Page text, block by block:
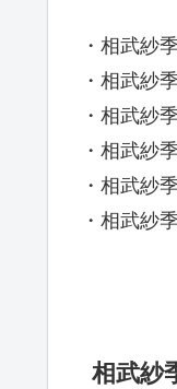
・相武紗
・相武紗
・相武紗
・相武紗
・相武紗
・相武紗
相武紗